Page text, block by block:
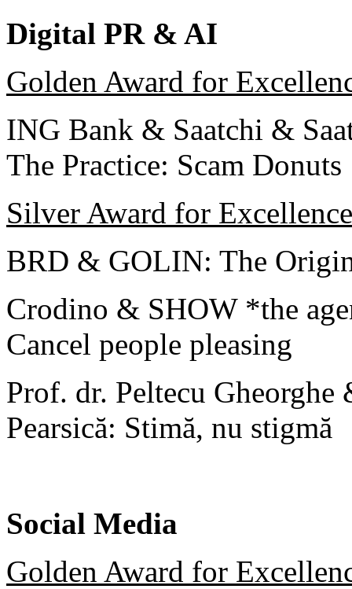
Digital PR & AI
Golden Award for
ING Bank & Saatchi &
The Practice: Scam Donuts
Silver Award for Excellence
BRD & GOLIN: The
Crodino & SHOW *the
Cancel people pleasing
Prof. dr. Peltecu Gheorghe
Pearsică: Stimă, nu stigmă
Social Media
Golden Award for